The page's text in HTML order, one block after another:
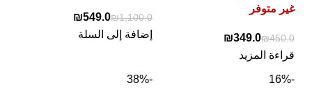
غير متوفر
₪450.0
₪349.0
قراءة المزيد
₪1,100.0
₪549.0
إضافة إلى السلة
-16%
-38%